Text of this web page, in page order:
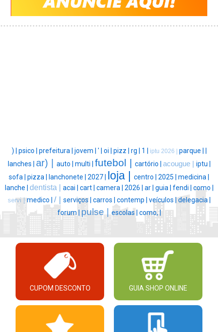
) | psico | prefeitura | jovem | ' | oi | pizz | rg | 1 | iptu 2026 | parque |
lanches | ar) | auto | multi | futebol | cartório | acougue | iptu |
sofa | pizza | lanchonete | 2027 | loja | centro | 2025 | medicina |
lanche | dentista | acai | cart | camera | 2026 | ar | guia | fendi | como |
servi | medico | / | serviços | carros | contemp | veículos | delegacia |
forum |pulse | escolas | como, |
CUPOM DESCONTO GUIA SHOP ONLINE